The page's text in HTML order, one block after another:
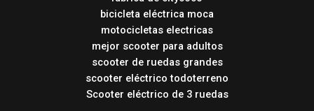
bicicleta eléctrica moca
motocicletas electricas
mejor scooter para adultos
scooter de ruedas grandes
scooter eléctrico todoterreno
Scooter eléctrico de 3 ruedas